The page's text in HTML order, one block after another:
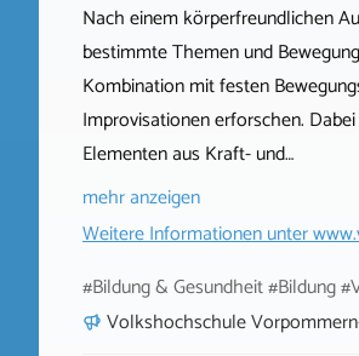
Nach einem körperfreundlichen
bestimmte Themen und
Kombination mit festen
Improvisationen erforschen.
Elementen aus Kraft- und…
mehr anzeigen
Weitere Informationen unter
#Bildung & Gesundheit #Bildung
Volkshochschule